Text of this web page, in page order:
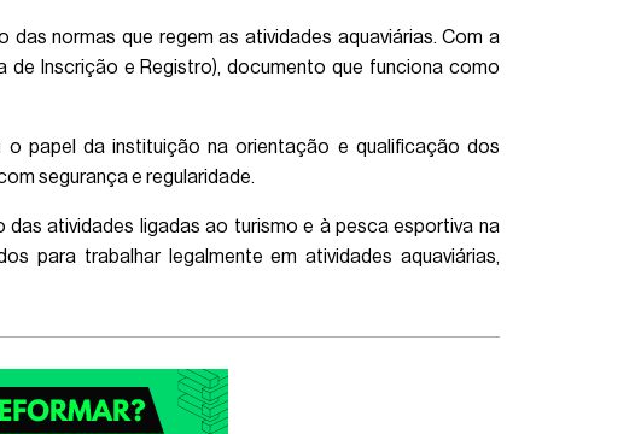
normas que regem as atividades aquaviárias. Com a
Inscrição e Registro), documento que funciona como
o papel da instituição na orientação e qualificação dos
segurança e regularidade.
atividades ligadas ao turismo e à pesca esportiva na
para trabalhar legalmente em atividades aquaviárias,